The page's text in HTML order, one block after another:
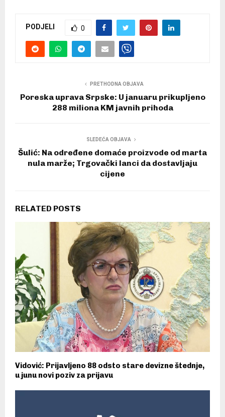
PODJELI 0
PRETHODNA OBJAVA
Poreska uprava Srpske: U januaru prikupljeno
288 miliona KM javnih prihoda
SLEDEĆA OBJAVA
Šulić: Na određene domaće proizvode od marta
nula marže; Trgovački lanci da dostavljaju
cijene
RELATED POSTS
Vidović: Prijavljeno 88 odsto stare devizne štednje,
u junu novi poziv za prijavu